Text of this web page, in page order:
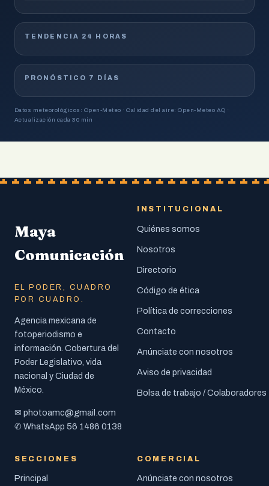
TENDENCIA 24 HORAS
PRONÓSTICO 7 DÍAS
Datos meteorológicos: Open-Meteo · Calidad del aire: Open-Meteo AQ ·
Actualización cada 30 min
Maya
Comunicación
EL PODER, CUADRO
POR CUADRO.
Agencia mexicana de
fotoperiodismo e
información. Cobertura del
Poder Legislativo, vida
nacional y Ciudad de
México.
✉ photoamc@gmail.com
✆ WhatsApp 56 1486 0138
INSTITUCIONAL
Quiénes somos
Nosotros
Directorio
Código de ética
Política de correcciones
Contacto
Anúnciate con nosotros
Aviso de privacidad
Bolsa de trabajo / Colaboradores
SECCIONES
Principal
COMERCIAL
Anúnciate con nosotros